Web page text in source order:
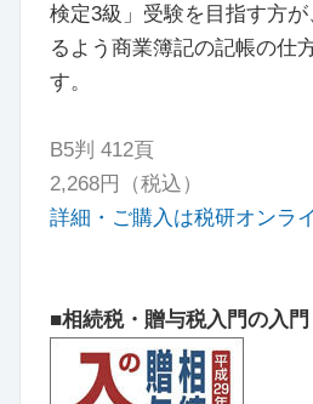
検定3級」受験を目指す方
るよう商業簿記の記帳の仕
す。
B5判 412頁
2,268円（税込）
詳細・ご購入は税研オンラ
■相続税・贈与税入門の入門